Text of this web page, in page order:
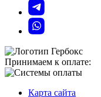
Принимаем к оплате:
Карта сайта